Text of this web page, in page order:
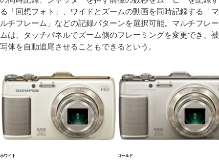
る「回想フォト」、ワイドとズームの動画を同時記録する「マ
ルチフレーム」などの記録パターンを選択可能。マルチフレー
ムは、タッチパネルでズーム側のフレーミングを変更でき、被
写体を自動追尾させることもできるという。
ホワイト ゴールド